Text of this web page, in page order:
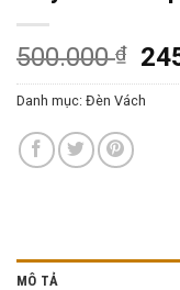
500.000₫
Danh mục: Đèn Vách
MÔ TẢ